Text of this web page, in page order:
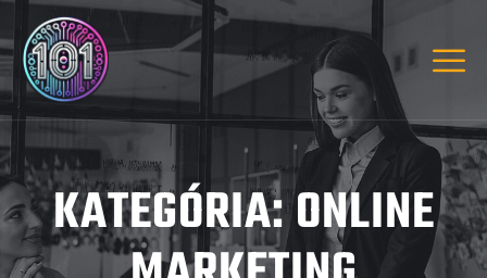
KATEGÓRIA:ONLINE